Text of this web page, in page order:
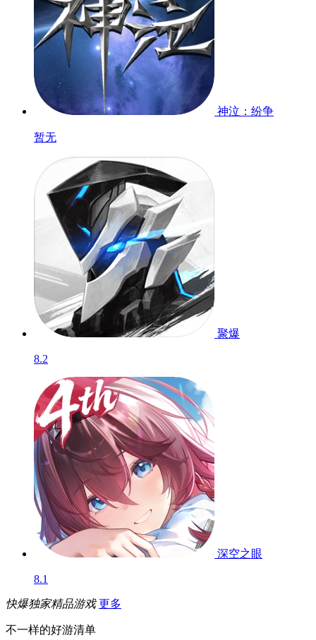
神泣：纷争
暂无
聚爆
8.2
深空之眼
8.1
快爆独家精品游戏 更多
不一样的好游清单